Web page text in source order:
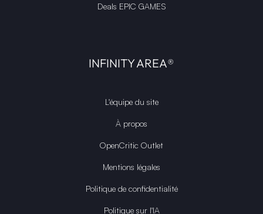
Deals EPIC GAMES
INFINITY AREA®
L'équipe du site
À propos
OpenCritic Outlet
Mentions légales
Politique de confidentialité
Politique sur l'IA